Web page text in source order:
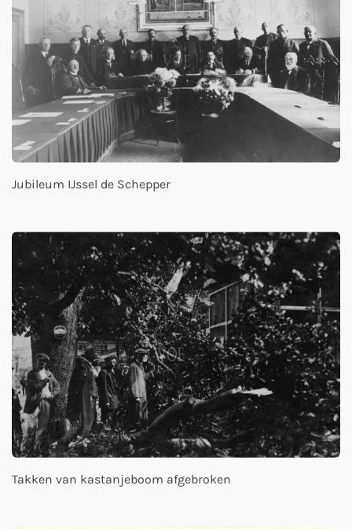
Jubileum IJssel de Schepper
Takken van kastanjeboom afgebroken